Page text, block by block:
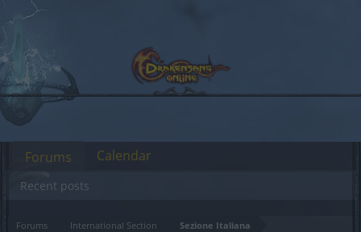
Forums International Section Sezione Italiana
Forums
Recent posts
Calendar